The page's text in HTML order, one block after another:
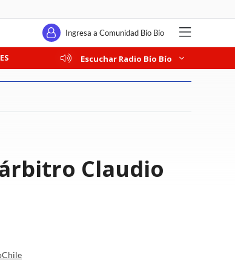
Ingresa a Comunidad Bío Bío
Escuchar Radio Bío Bío
Claudio